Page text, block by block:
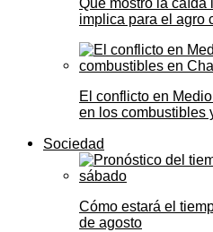
Qué mostró la caída
implica para el agro
El conflicto en
en los combustibles
Sociedad
Cómo estará el
de agosto